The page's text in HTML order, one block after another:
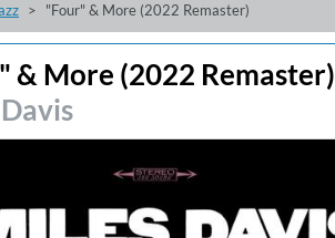
Bossa Nova (Remastered)
Jazz
"Four" & More (2022 Remaster)
& More (2022 Remaster)